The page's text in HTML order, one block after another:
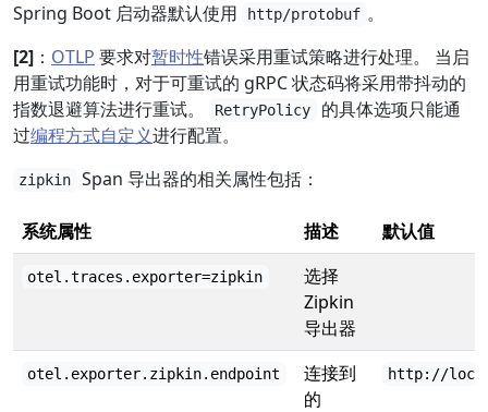
Spring Boot 启动器默认使用
http/protobuf 。
[2] ： OTLP 要求对暂时性错误采用重试策略进行处理。 当启
用重试功能时，对于可重试的 gRPC 状态码将采用带抖动的
指数退避算法进行重试。
RetryPolicy
的具体选项只能通
过编程方式自定义进行配置。
zipkin Span 导出器的相关属性包括：
系统属性 描述 默认值
otel.traces.exporter=zipkin
选择
Zipkin
导出器
otel.exporter.zipkin.endpoint
连接到
的
http://